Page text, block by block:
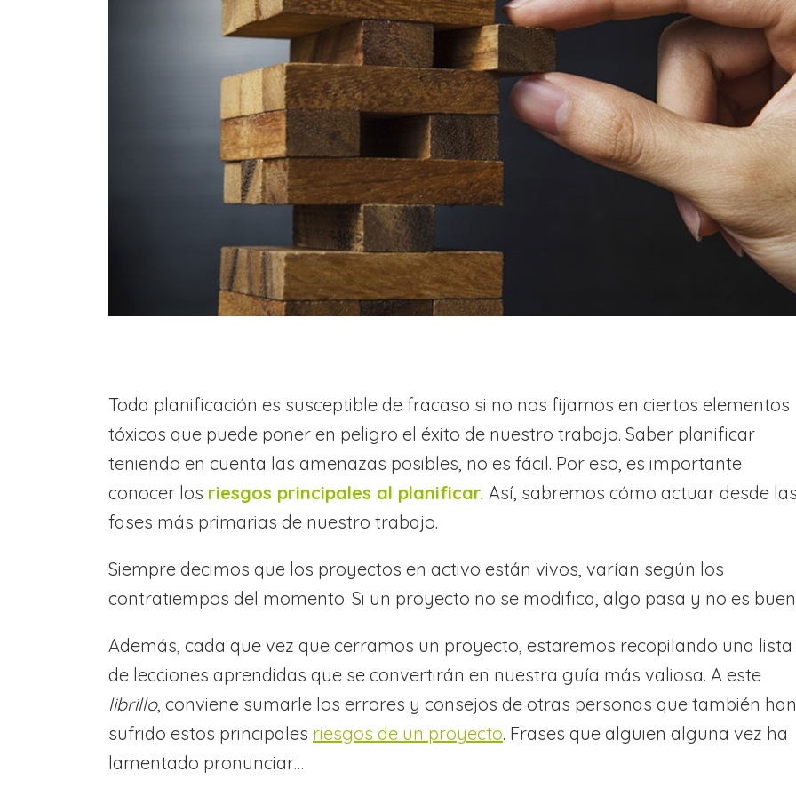
Toda planificación es susceptible de fracaso si no nos fijamos en ciertos elementos
tóxicos que puede poner en peligro el éxito de nuestro trabajo. Saber planificar
teniendo en cuenta las amenazas posibles, no es fácil. Por eso, es importante
conocer los riesgos principales al planificar. Así, sabremos cómo actuar desde
fases más primarias de nuestro trabajo.
Siempre decimos que los proyectos en activo están vivos, varían según los
contratiempos del momento. Si un proyecto no se modifica, algo pasa y no es
Además, cada que vez que cerramos un proyecto, estaremos recopilando una lista
de lecciones aprendidas que se convertirán en nuestra guía más valiosa. A este
librillo, conviene sumarle los errores y consejos de otras personas que también han
sufrido estos principales riesgos de un proyecto. Frases que alguien alguna vez ha
lamentado pronunciar…